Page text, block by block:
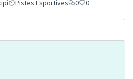
Pistes Esportives 0 0